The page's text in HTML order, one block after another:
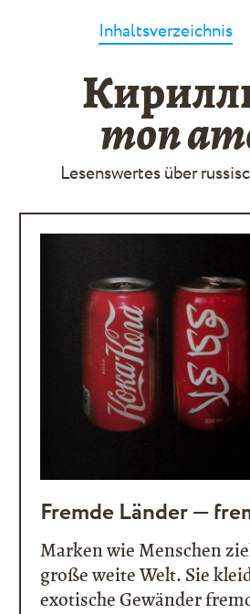
Inhaltsverzeichnis
mon
Lesenswertes über
Fremde Länder —
Marken wie Menschen
große weite Welt. Sie
exotische Gewänder